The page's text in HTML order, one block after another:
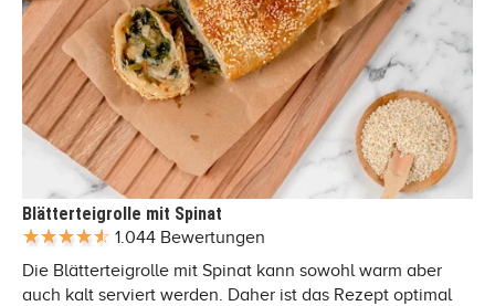
Blätterteigrolle mit Spinat
1.044 Bewertungen
Die Blätterteigrolle mit Spinat kann sowohl warm aber
auch kalt serviert werden. Daher ist das Rezept optimal